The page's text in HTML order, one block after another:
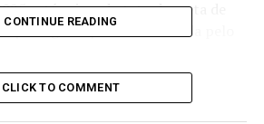
está acima do teto da meta de
perseguida pelo BC. Definida pelo
de 1,5 ponto percentual
Ou seja, o limite inferior é 1,5%
CONTINUE READING
CLICK TO COMMENT